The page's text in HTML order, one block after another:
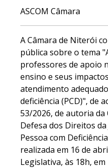
ASCOM Câmara
A Câmara de Niterói
pública sobre o tema
professores de apoio
ensino e seus
atendimento
deficiência (PCD)", de
53/2026, de autoria
Defesa dos Direitos
Pessoa com
realizada em 16 de
Legislativa, às 18h,